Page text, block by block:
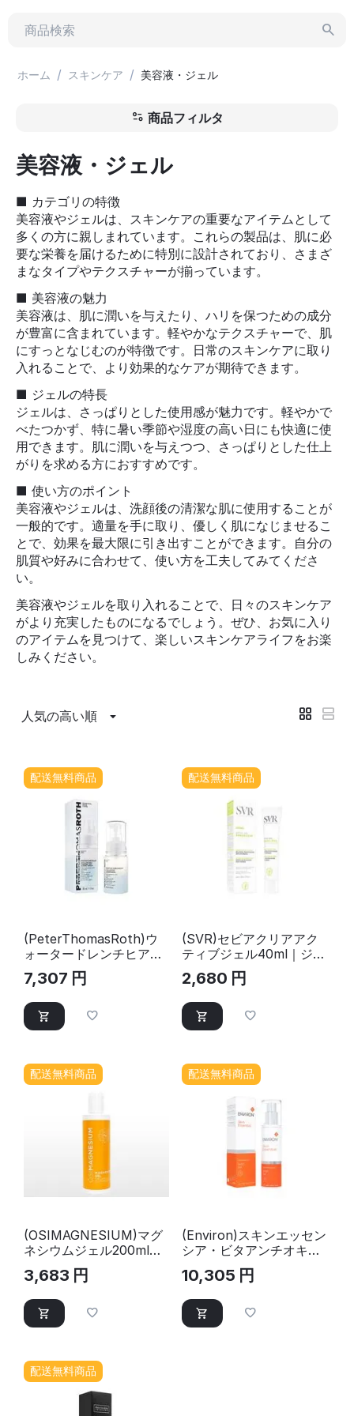
ホーム / スキンケア / 美容液・ジェル
商品フィルタ
美容液・ジェル
■ カテゴリの特徴
美容液やジェルは、スキンケアの重要なアイテムとして
多くの方に親しまれています。これらの製品は、肌に必
要な栄養を届けるために特別に設計されており、さまざ
まなタイプやテクスチャーが揃っています。
■ 美容液の魅力
美容液は、肌に潤いを与えたり、ハリを保つための成分
が豊富に含まれています。軽やかなテクスチャーで、肌
にすっとなじむのが特徴です。日常のスキンケアに取り
入れることで、より効果的なケアが期待できます。
■ ジェルの特長
ジェルは、さっぱりとした使用感が魅力です。軽やかで
べたつかず、特に暑い季節や湿度の高い日にも快適に使
用できます。肌に潤いを与えつつ、さっぱりとした仕上
がりを求める方におすすめです。
■ 使い方のポイント
美容液やジェルは、洗顔後の清潔な肌に使用することが
一般的です。適量を手に取り、優しく肌になじませるこ
とで、効果を最大限に引き出すことができます。自分の
肌質や好みに合わせて、使い方を工夫してみてくださ
い。
美容液やジェルを取り入れることで、日々のスキンケア
がより充実したものになるでしょう。ぜひ、お気に入り
のアイテムを見つけて、楽しいスキンケアライフをお楽
しみください。
人気の高い順
配送無料商品
(PeterThomasRoth)ウ
ォータードレンチヒアル
ロニックリキッドジェル
クラウドセラム30ml｜ス
キンケアセラム
7,307 円
配送無料商品
(SVR)セビアクリアアク
ティブジェル40ml｜ジェ
ル
2,680 円
配送無料商品
(OSIMAGNESIUM)マグ
ネシウムジェル200ml｜
3,683 円
配送無料商品
(Environ)スキンエッセン
シア・ビタアンチオキシ
ダント・AVSTジェル
50ml
10,305 円
配送無料商品